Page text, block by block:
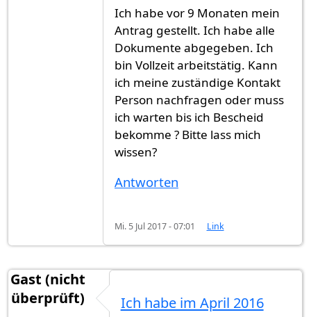
Ich habe vor 9 Monaten mein
Antrag gestellt. Ich habe alle
Dokumente abgegeben. Ich
bin Vollzeit arbeitstätig. Kann
ich meine zuständige Kontakt
Person nachfragen oder muss
ich warten bis ich Bescheid
bekomme ? Bitte lass mich
wissen?
Antworten
Mi. 5 Jul 2017 - 07:01 Link
Gast (nicht
überprüft)
Ich habe im April 2016